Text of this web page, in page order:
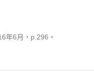
年6月，p.296。